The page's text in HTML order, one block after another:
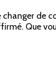
de
Que